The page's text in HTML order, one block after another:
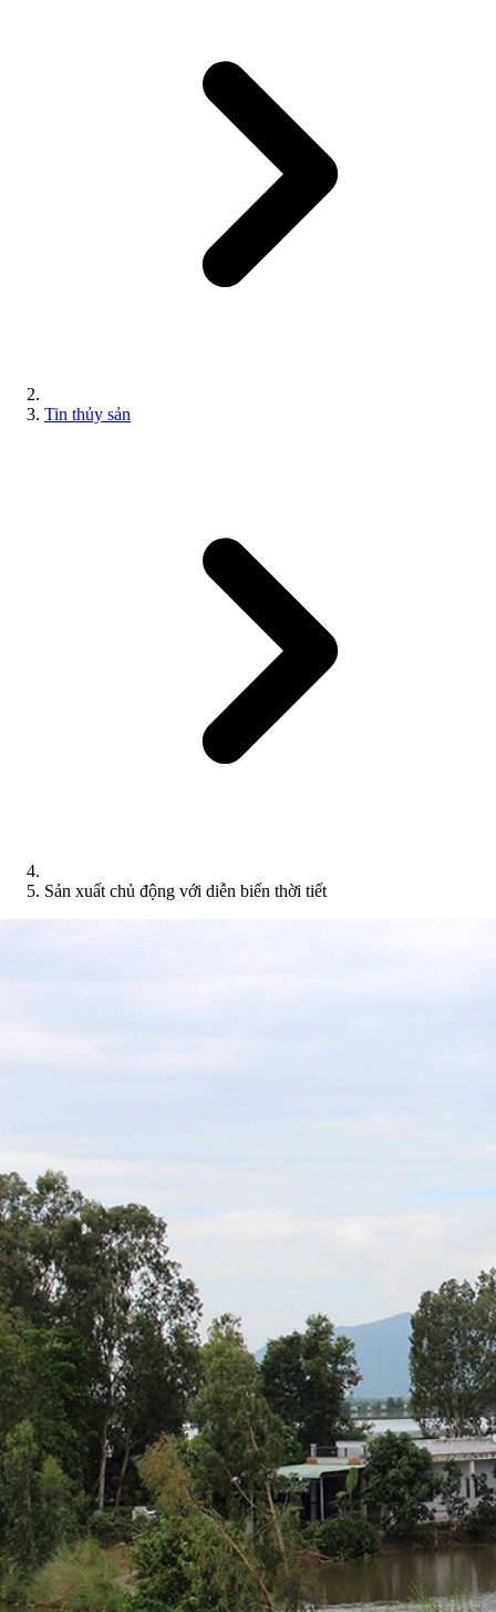
Tin thủy sản
Sản xuất chủ động với diễn biến thời tiết